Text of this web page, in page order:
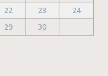
22 23
24
29 30